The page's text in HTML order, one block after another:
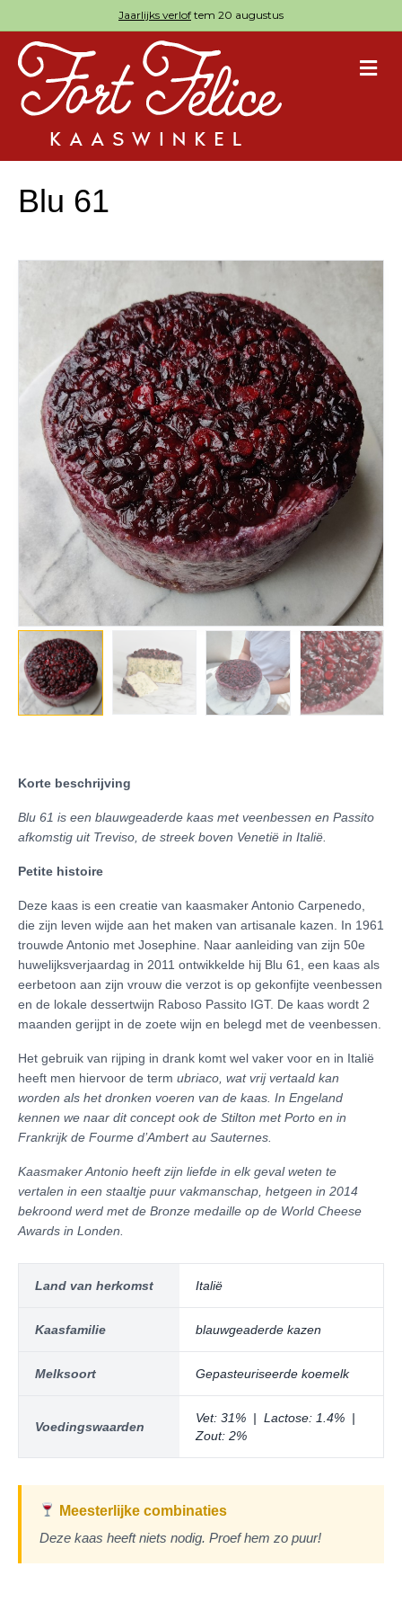
Jaarlijks verlof tem 20 augustus
Blu 61
Korte beschrijving
Blu 61 is een blauwgeaderde kaas met veenbessen en Passito
afkomstig uit Treviso, de streek boven Venetië in Italië.
Petite histoire
Deze kaas is een creatie van kaasmaker Antonio Carpenedo,
die zijn leven wijde aan het maken van artisanale kazen. In 1961
trouwde Antonio met Josephine. Naar aanleiding van zijn 50e
huwelijksverjaardag in 2011 ontwikkelde hij Blu 61, een kaas als
eerbetoon aan zijn vrouw die verzot is op gekonfijte veenbessen
en de lokale dessertwijn Raboso Passito IGT. De kaas wordt 2
maanden gerijpt in de zoete wijn en belegd met de veenbessen.
Het gebruik van rijping in drank komt wel vaker voor en in Italië
heeft men hiervoor de term ubriaco, wat vrij vertaald kan
worden als het dronken voeren van de kaas. In Engeland
kennen we naar dit concept ook de Stilton met Porto en in
Frankrijk de Fourme d’Ambert au Sauternes.
Kaasmaker Antonio heeft zijn liefde in elk geval weten te
vertalen in een staaltje puur vakmanschap, hetgeen in 2014
bekroond werd met de Bronze medaille op de World Cheese
Awards in Londen.
Land van herkomst Italië
Kaasfamilie blauwgeaderde kazen
Melksoort Gepasteuriseerde koemelk
Voedingswaarden
Vet: 31% | Lactose: 1.4% |
Zout: 2%
Meesterlijke combinaties
Deze kaas heeft niets nodig. Proef hem zo puur!